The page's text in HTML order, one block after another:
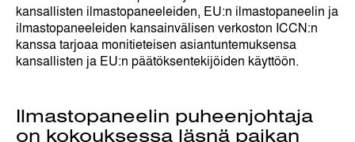
kansallisten ilmastopaneeleiden, EU:n ilmastopaneelin ja
ilmastopaneeleiden kansainvälisen verkoston ICCN:n
kanssa tarjoaa monitieteisen asiantuntemuksensa
kansallisten ja EU:n päätöksentekijöiden käyttöön.
Ilmastopaneelin puheenjohtaja
on kokouksessa läsnä paikan